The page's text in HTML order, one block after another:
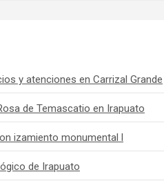
y atenciones en Carrizal Grande
de Temascatio en Irapuato
izamiento monumental l
de Irapuato